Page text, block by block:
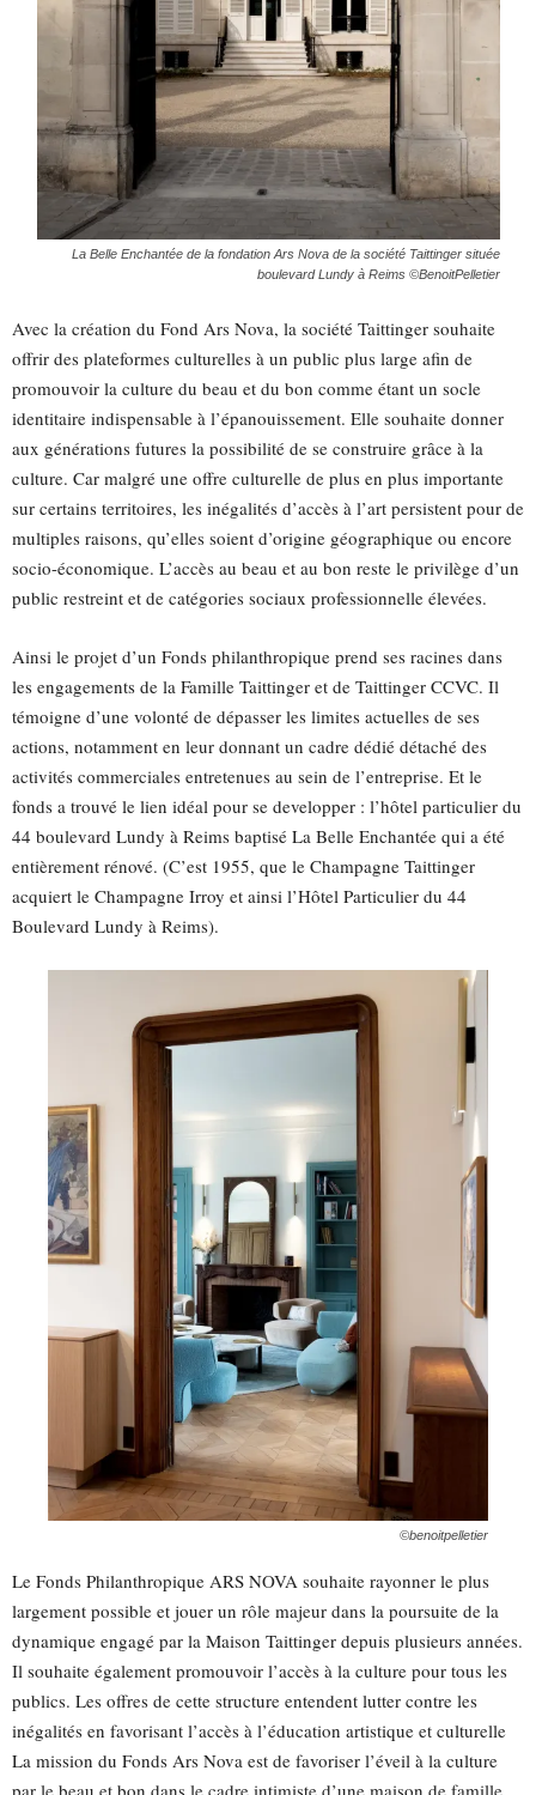
La Belle Enchantée de la fondation Ars Nova de la société Taittinger située
boulevard Lundy à Reims ©BenoitPelletier
Avec la création du Fond Ars Nova, la société Taittinger souhaite
offrir des plateformes culturelles à un public plus large afin de
promouvoir la culture du beau et du bon comme étant un socle
identitaire indispensable à l’épanouissement. Elle souhaite donner
aux générations futures la possibilité de se construire grâce à la
culture. Car malgré une offre culturelle de plus en plus importante
sur certains territoires, les inégalités d’accès à l’art persistent pour de
multiples raisons, qu’elles soient d’origine géographique ou encore
socio-économique. L’accès au beau et au bon reste le privilège d’un
public restreint et de catégories sociaux professionnelle élevées.
Ainsi le projet d’un Fonds philanthropique prend ses racines dans
les engagements de la Famille Taittinger et de Taittinger CCVC. Il
témoigne d’une volonté de dépasser les limites actuelles de ses
actions, notamment en leur donnant un cadre dédié détaché des
activités commerciales entretenues au sein de l’entreprise. Et le
fonds a trouvé le lien idéal pour se developper : l’hôtel particulier du
44 boulevard Lundy à Reims baptisé La Belle Enchantée qui a été
entièrement rénové. (C’est 1955, que le Champagne Taittinger
acquiert le Champagne Irroy et ainsi l’Hôtel Particulier du 44
Boulevard Lundy à Reims).
©benoitpelletier
Le Fonds Philanthropique ARS NOVA souhaite rayonner le plus
largement possible et jouer un rôle majeur dans la poursuite de la
dynamique engagé par la Maison Taittinger depuis plusieurs années.
Il souhaite également promouvoir l’accès à la culture pour tous les
publics. Les offres de cette structure entendent lutter contre les
inégalités en favorisant l’accès à l’éducation artistique et culturelle
La mission du Fonds Ars Nova est de favoriser l’éveil à la culture
par le beau et bon dans le cadre intimiste d’une maison de famille